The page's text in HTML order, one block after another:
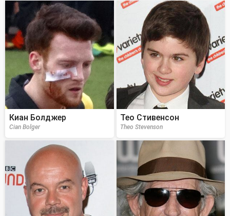
Киан Болджер
Cian Bolger
Тео Стивенсон
Theo Stevenson